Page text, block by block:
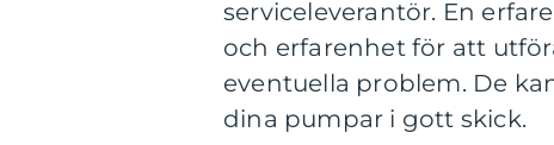
serviceleverantör. En
och erfarenhet för att
eventuella problem. De
dina pumpar i gott skick.